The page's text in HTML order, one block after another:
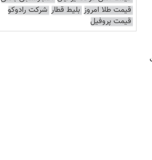
قیمت طلا امروز بلیط قطار شرکت رادوکو
قیمت پروفیل